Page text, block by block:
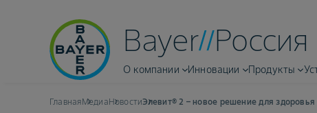
Bayer
О компании Инновации Продукты
ГлавнаяМедиаНовостиЭлевит® 2 – новое решение для